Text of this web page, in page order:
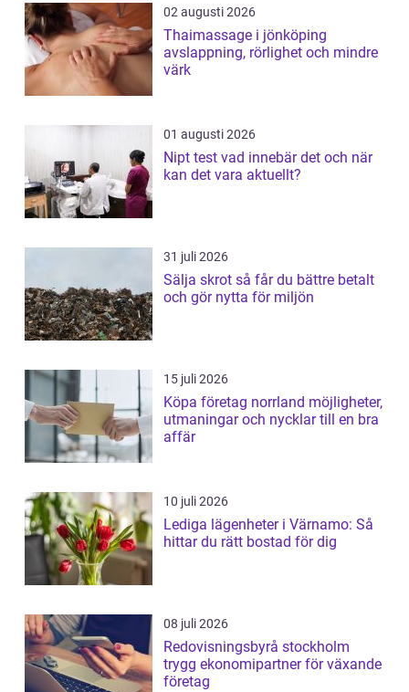
02 augusti 2026
Thaimassage i jönköping
avslappning, rörlighet och mindre
värk
01 augusti 2026
Nipt test vad innebär det och när
kan det vara aktuellt?
31 juli 2026
Sälja skrot så får du bättre betalt
och gör nytta för miljön
15 juli 2026
Köpa företag norrland möjligheter,
utmaningar och nycklar till en bra
affär
10 juli 2026
Lediga lägenheter i Värnamo: Så
hittar du rätt bostad för dig
08 juli 2026
Redovisningsbyrå stockholm
trygg ekonomipartner för växande
företag